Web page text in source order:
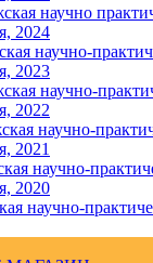
научно
2024
научно-
2023
научно-
2022
научно-
2021
научно-
2020
научно-